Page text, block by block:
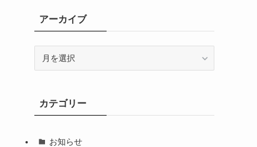
アーカイブ
ブカテゴリー
お知らせ